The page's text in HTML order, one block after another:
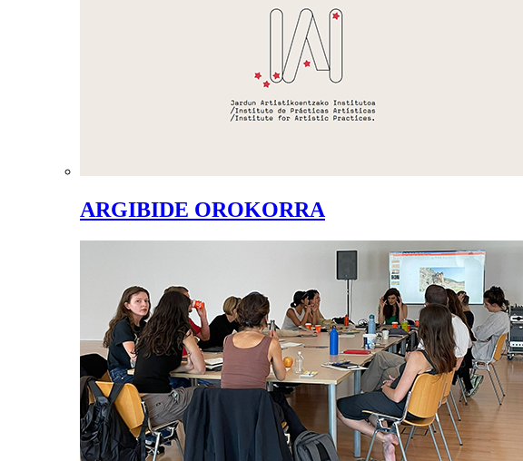
ARGIBIDE OROKORRA